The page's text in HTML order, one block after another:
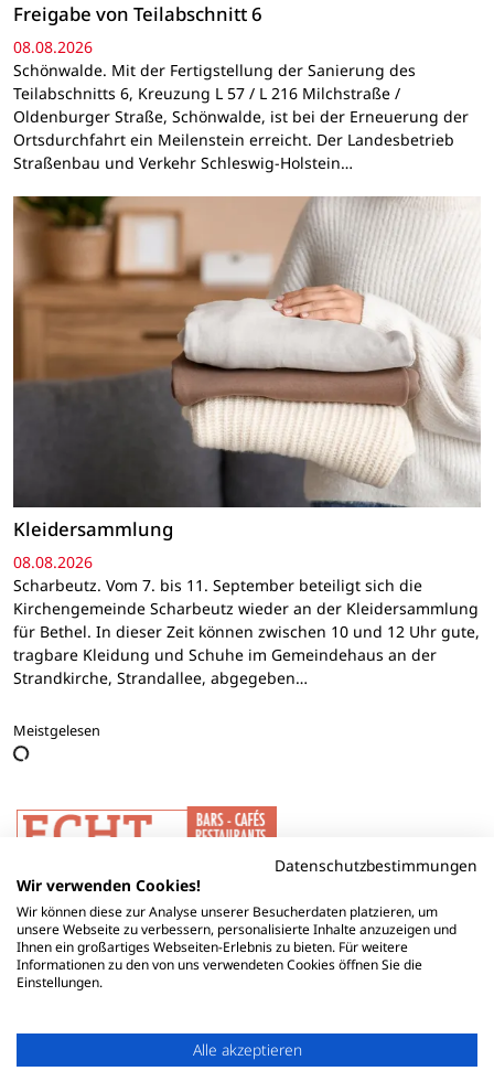
Freigabe von Teilabschnitt 6
08.08.2026
Schönwalde. Mit der Fertigstellung der Sanierung des
Teilabschnitts 6, Kreuzung L 57 / L 216 Milchstraße /
Oldenburger Straße, Schönwalde, ist bei der Erneuerung der
Ortsdurchfahrt ein Meilenstein erreicht. Der Landesbetrieb
Straßenbau und Verkehr Schleswig-Holstein…
Kleidersammlung
08.08.2026
Scharbeutz. Vom 7. bis 11. September beteiligt sich die
Kirchengemeinde Scharbeutz wieder an der Kleidersammlung
für Bethel. In dieser Zeit können zwischen 10 und 12 Uhr gute,
tragbare Kleidung und Schuhe im Gemeindehaus an der
Strandkirche, Strandallee, abgegeben…
Meistgelesen
Datenschutzbestimmungen
Wir verwenden Cookies!
Wir können diese zur Analyse unserer Besucherdaten platzieren, um
unsere Webseite zu verbessern, personalisierte Inhalte anzuzeigen und
Ihnen ein großartiges Webseiten-Erlebnis zu bieten. Für weitere
Informationen zu den von uns verwendeten Cookies öffnen Sie die
Einstellungen.
Alle akzeptieren